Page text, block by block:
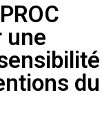
une
du